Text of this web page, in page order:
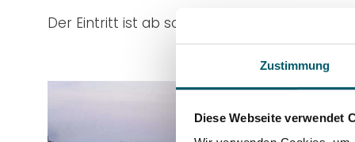
Zustimmung
Diese Webseite verwendet
Der Eintritt ist ab sofort oder nach